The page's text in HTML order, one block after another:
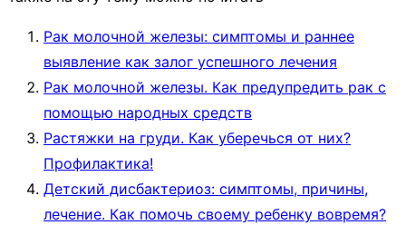
Рак молочной железы: симптомы и раннее
выявление как залог успешного лечения
Рак молочной железы. Как предупредить рак с
помощью народных средств
Растяжки на груди. Как уберечься от них?
Профилактика!
Детский дисбактериоз: симптомы, причины,
лечение. Как помочь своему ребенку вовремя?